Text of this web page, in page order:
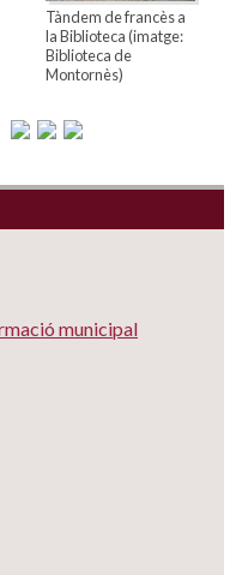
Tàndem de francès a
la Biblioteca (imatge:
Biblioteca de
Montornès)
municipal